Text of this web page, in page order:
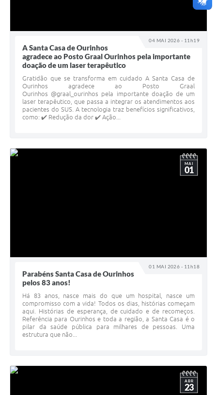
04 MAI 2026 - 11h19
A Santa Casa de Ourinhos
agradece ao Posto Graal Ourinhos pela importante
doação de um laser terapêutico
Gratidão que se transforma em cuidado A Santa Casa de
Ourinhos agradece ao Posto Graal
Ourinhos @graal_ourinhos pela importante doação de um
laser terapêutico, que passa a integrar os atendimentos aos
pacientes do SUS. A tecnologia traz benefícios significativos,
como: ✔️ Redução da dor ✔️ Ação...
01 MAI 2026 - 11h18
MAI
01
Parabéns Santa Casa de Ourinhos
pelos 83 anos!
Há 83 anos, nasce mais do que um hospital, nasce um
compromisso com a vida! Todos os dias, histórias começam
aqui. Histórias de esperança, de cuidado e de recomeços.
Referência para Ourinhos e toda a região, a Santa Casa é o
pilar da saúde pública para milhares de pessoas. Uma
estrutura que não...
ABR
23